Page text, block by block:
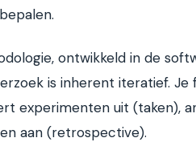
ontwikkeld in de
is inherent iteratief.
experimenten uit (taken),
aan (retrospective).